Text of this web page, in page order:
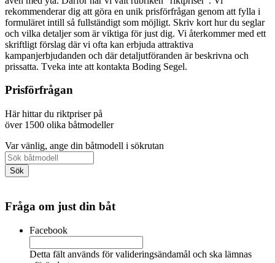
rekommenderar dig att göra en unik prisförfrågan genom att fylla i
formuläret intill så fullständigt som möjligt. Skriv kort hur du seglar
och vilka detaljer som är viktiga för just dig. Vi återkommer med ett
skriftligt förslag där vi ofta kan erbjuda attraktiva
kampanjerbjudanden och där detaljutföranden är beskrivna och
prissatta. Tveka inte att kontakta Boding Segel.
Prisförfrågan
Här hittar du riktpriser på
över 1500 olika båtmodeller
Var vänlig, ange din båtmodell i sökrutan
Fråga om just din båt
Facebook
Detta fält används för valideringsändamål och ska lämnas